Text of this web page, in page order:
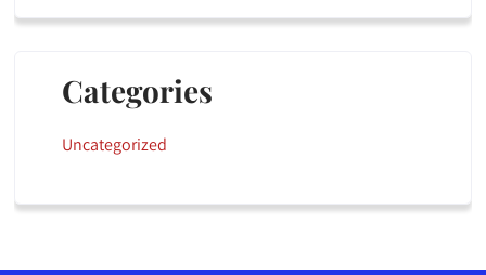
Categories
Uncategorized